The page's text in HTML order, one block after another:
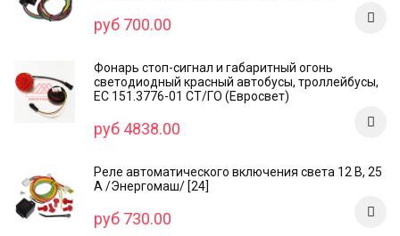
руб 700.00
Фонарь стоп-сигнал и габаритный огонь
светодиодный красный автобусы, троллейбусы,
ЕС 151.3776-01 СТ/ГО (Евросвет)
руб 4838.00
Реле автоматического включения света 12 В, 25
А /Энергомаш/ [24]
руб 730.00